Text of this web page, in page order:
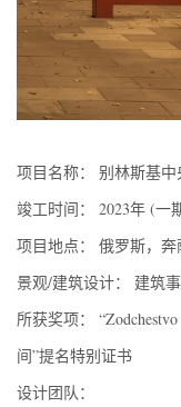
项目名称： 别林斯基
竣工时间： 2023年 (一
项目地点： 俄罗斯，奔
景观/建筑设计： 建筑
所获奖项：
间”提名特别证书
设计团队：